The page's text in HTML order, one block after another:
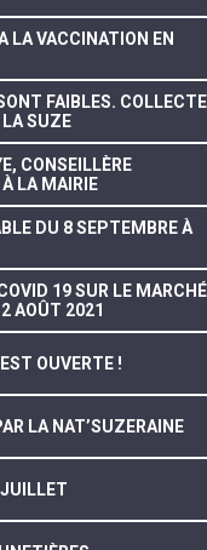
LA VACCINATION EN
FAIBLES. COLLECTE
SUZE
CONSEILLÈRE
LA MAIRIE
DU 8 SEPTEMBRE À
19 SUR LE MARCHÉ
AOÛT 2021
OUVERTE !
LA NAT’SUZERAINE